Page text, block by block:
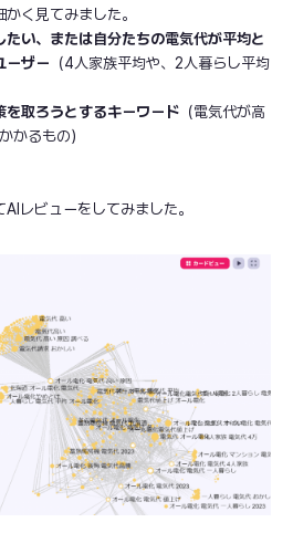
く見てみました。
たい、または自分たちの電気代が平均と
ーザー （4人家族平均や、2人暮らし平均
を取ろうとするキーワード （電気代が高
かるもの）
レビューをしてみました。